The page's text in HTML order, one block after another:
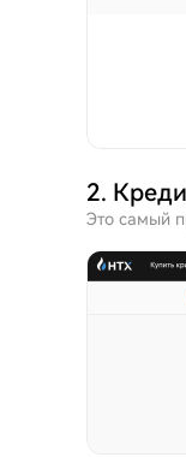
2.
Это самый